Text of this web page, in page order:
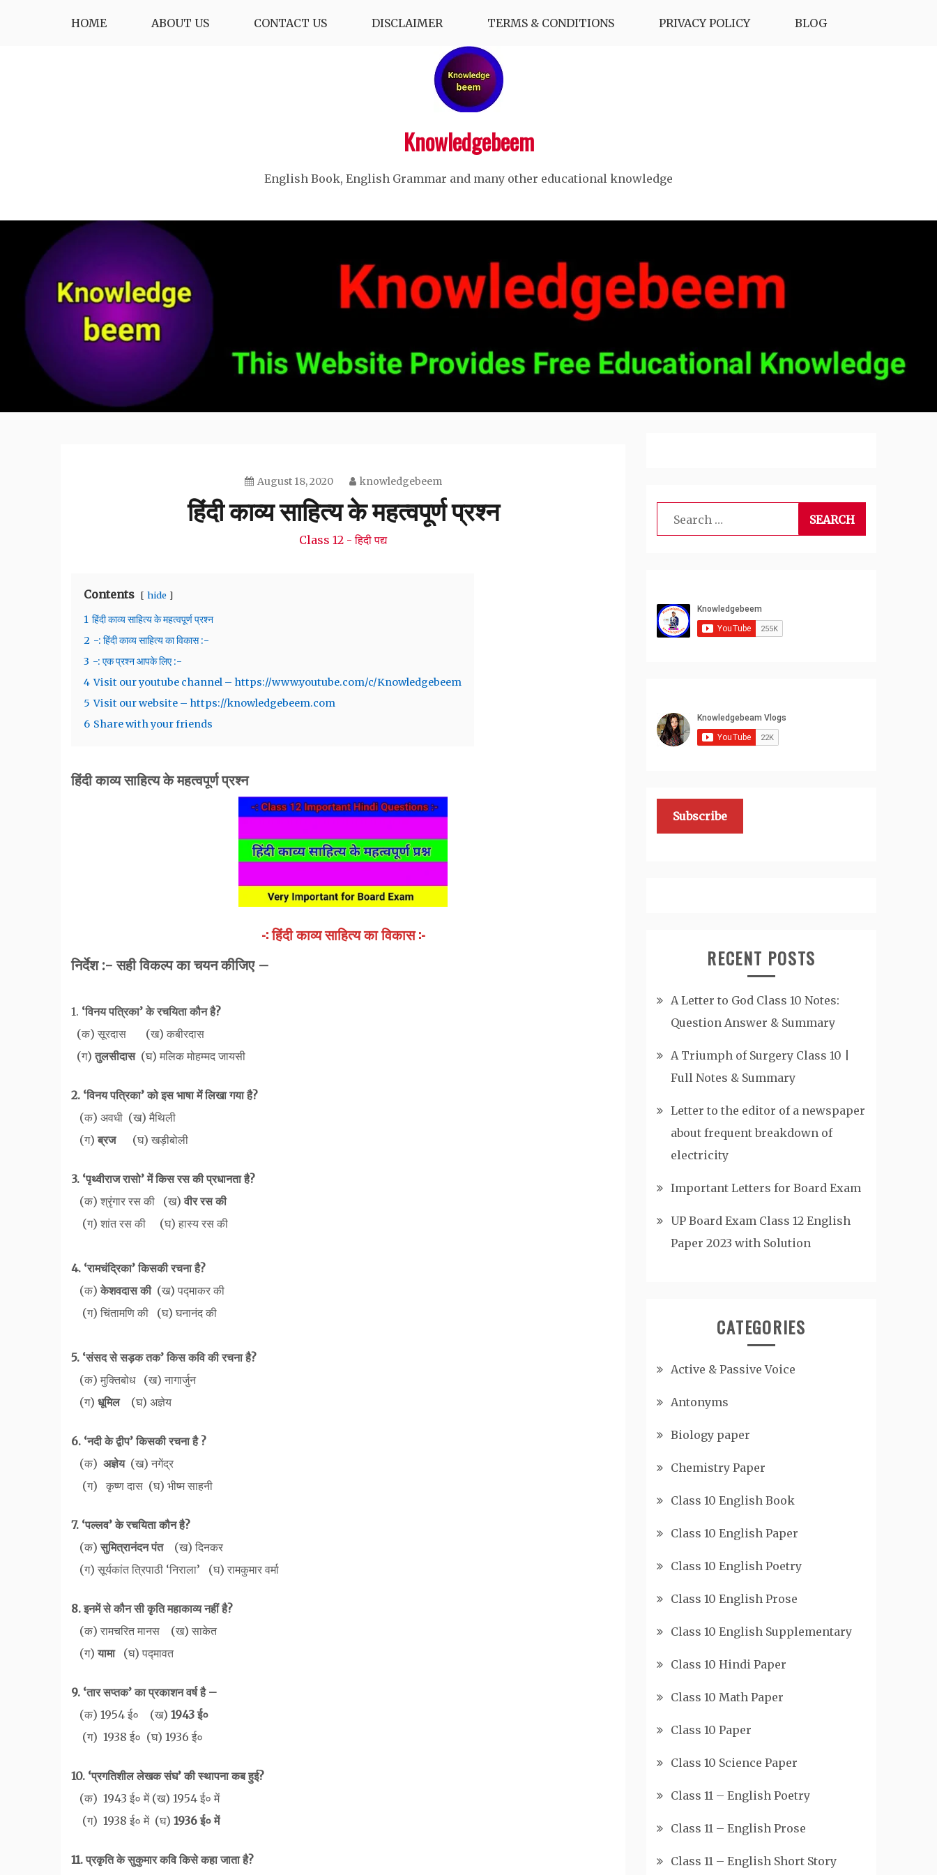
HOME ABOUT US CONTACT US DISCLAIMER TERMS & CONDITIONS PRIVACY POLICY BLOG
Knowledgebeem
English Book, English Grammar and many other educational knowledge
August 18, 2020 knowledgebeem
हिंदी काव्य साहित्य के महत्वपूर्ण प्रश्न
Class 12 - हिदी पद्य
Contents hide
1 हिंदी काव्य साहित्य के महत्वपूर्ण प्रश्न
2 -: हिंदी काव्य साहित्य का विकास :-
3 -: एक प्रश्न आपके लिए :-
4 Visit our youtube channel – https://www.youtube.com/c/Knowledgebeem
5 Visit our website – https://knowledgebeem.com
6 Share with your friends
हिंदी काव्य साहित्य के महत्वपूर्ण प्रश्न
-: हिंदी काव्य साहित्य का विकास :-
निर्देश :- सही विकल्प का चयन कीजिए –
1. ‘विनय पत्रिका’ के रचयिता कौन है?
(क) सूरदास (ख) कबीरदास
(ग)तुलसीदास(घ) मलिक मोहम्मद जायसी
2. ‘विनय पत्रिका’ को इस भाषा मेंं लिखा गया है?
(क) अवधी (ख) मैथिली
(ग) ब्रज (घ) खड़ीबोली
3. ‘पृथ्वीराज रासो’ में किस रस की प्रधानता है?
(क) श्रृंगार रस की (ख)वीर रस की
(ग) शांत रस की (घ) हास्य रस की
4. ‘रामचंद्रिका’ किसकी रचना है?
(क)केशवदास की(ख) पद्माकर की
(ग) चिंतामणि की (घ) घनानंद की
5. ‘संसद से सड़क तक’ किस कवि की रचना है?
(क) मुक्तिबोध (ख) नागार्जुन
(ग) धूमिल (घ) अज्ञेय
6. ‘नदी के द्वीप’ किसकी रचना है ?
(क) अज्ञेय(ख) नगेंद्र
(ग) कृष्ण दास (घ) भीष्म साहनी
7. ‘पल्लव’ के रचयिता कौन है?
(क)सुमित्रानंदन पंत
(ख) दिनकर
(ग) सूर्यकांत त्रिपाठी ‘निराला’ (घ) रामकुमार वर्मा
8. इनमें से कौन सी कृति महाकाव्य नहीं है?
(क) रामचरित मानस (ख) साकेत
(ग)यामा(घ) पद्मावत
9. ‘तार सप्तक’ का प्रकाशन वर्ष है –
(क) 1954 ई० (ख) 1943 ई०
(ग) 1938 ई० (घ) 1936 ई०
10. ‘प्रगतिशील लेखक संघ’ की स्थापना कब हुई?
(क) 1943 ई० में (ख) 1954 ई० में
(ग) 1938 ई० में (घ) 1936 ई० में
11. प्रकृति के सुकुमार कवि किसे कहा जाता है?
Search
for:
Subscribe
RECENT POSTS
A Letter to God Class 10 Notes:
Question Answer & Summary
A Triumph of Surgery Class 10 |
Full Notes & Summary
Letter to the editor of a newspaper
about frequent breakdown of
electricity
Important Letters for Board Exam
UP Board Exam Class 12 English
Paper 2023 with Solution
CATEGORIES
Active & Passive Voice
Antonyms
Biology paper
Chemistry Paper
Class 10 English Book
Class 10 English Paper
Class 10 English Poetry
Class 10 English Prose
Class 10 English Supplementary
Class 10 Hindi Paper
Class 10 Math Paper
Class 10 Paper
Class 10 Science Paper
Class 11 – English Poetry
Class 11 – English Prose
Class 11 – English Short Story